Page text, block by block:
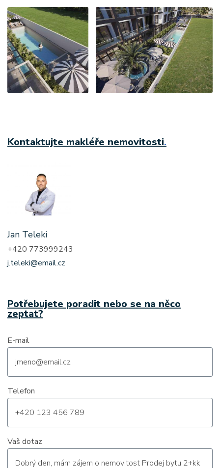
Kontaktujte makléře nemovitosti.
Jan Teleki
+420 773999243
j.teleki@email.cz
Potřebujete poradit nebo se na něco
zeptat?
E-mail
Telefon
Vaš dotaz